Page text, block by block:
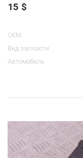
15 $
OEM
Вид запчасти
Автомобиль